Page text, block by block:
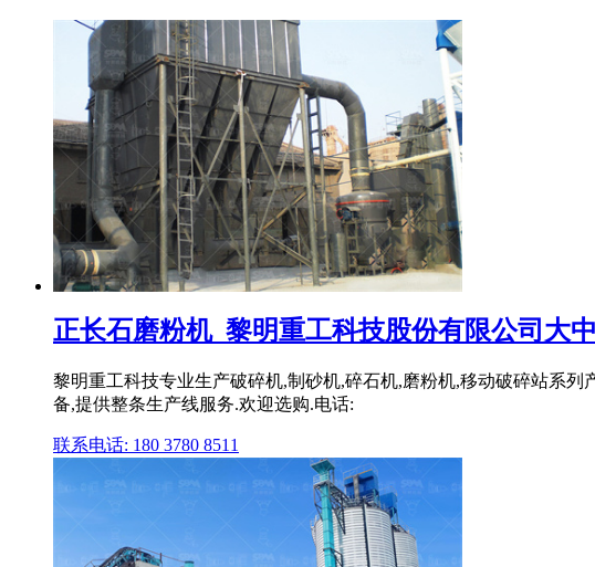
正长石磨粉机_黎明重工科技股份有限公司大
黎明重工科技专业生产破碎机,制砂机,碎石机,磨粉机,移动破碎站系
备,提供整条生产线服务.欢迎选购.电话:
联系电话: 180 3780 8511